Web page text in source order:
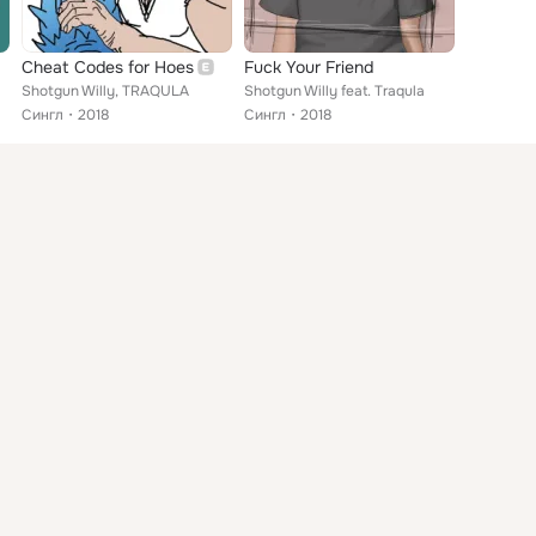
Cheat Codes for Hoes
Shotgun Willy, TRAQULA
Сингл
2018
Fuck Your Friend
Shotgun Willy feat. Traqula
Сингл
2018